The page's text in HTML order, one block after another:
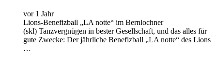
vor 1 Jahr
Lions-Benefizball „LA notte“ im Bernlochner
(skl) Tanzvergnügen in bester Gesellschaft, und das alles für
gute Zwecke: Der jährliche Benefizball „LA notte“ des Lions
…